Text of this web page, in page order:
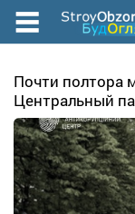
Перейти
содержанию
Почти полтора
Центральный